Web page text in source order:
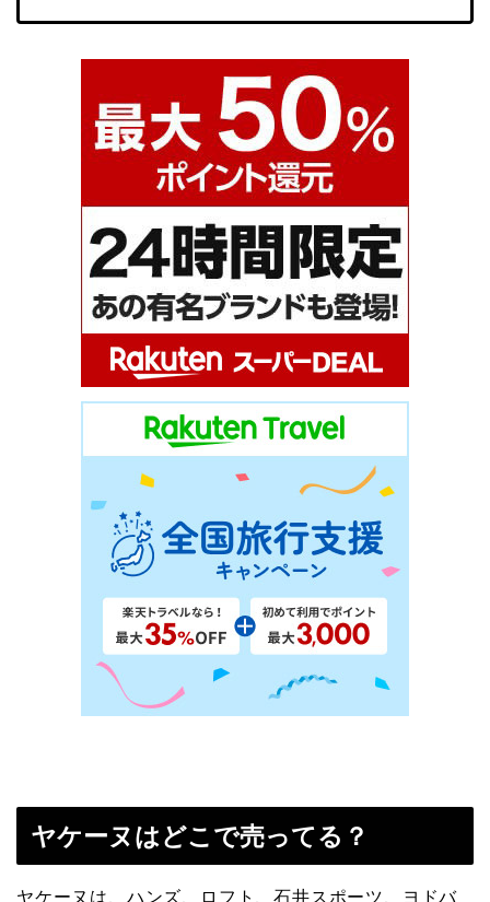
ヤケーヌはどこで売ってる？
ヤケーヌは、ハンズ、ロフト、石井スポーツ、ヨドバ